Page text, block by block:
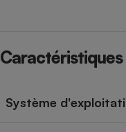
Caractéristiques
Système